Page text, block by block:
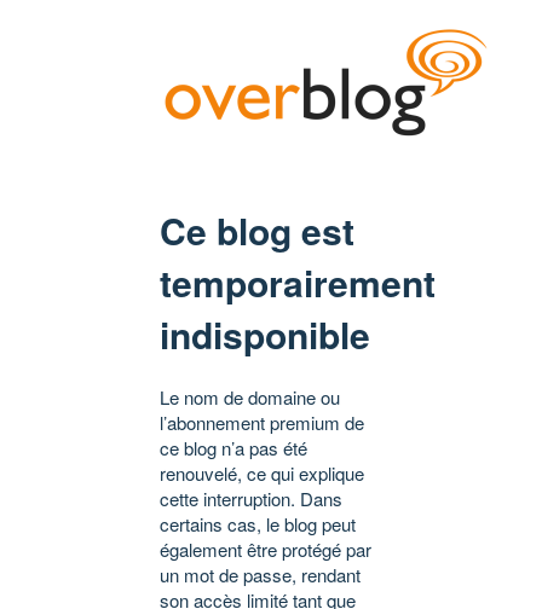
Ce blog est
temporairement
indisponible
Le nom de domaine ou
l’abonnement premium de
ce blog n’a pas été
renouvelé, ce qui explique
cette interruption. Dans
certains cas, le blog peut
également être protégé par
un mot de passe, rendant
son accès limité tant que